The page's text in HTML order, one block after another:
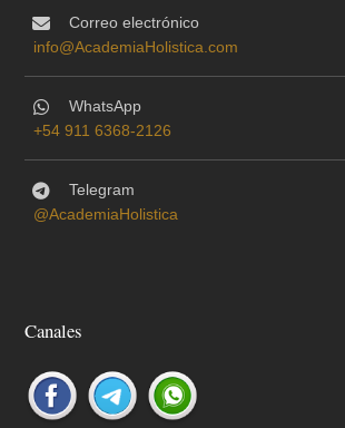
Correo electrónico
info@AcademiaHolistica.com
WhatsApp
+54 911 6368-2126
Telegram
@AcademiaHolistica
Canales